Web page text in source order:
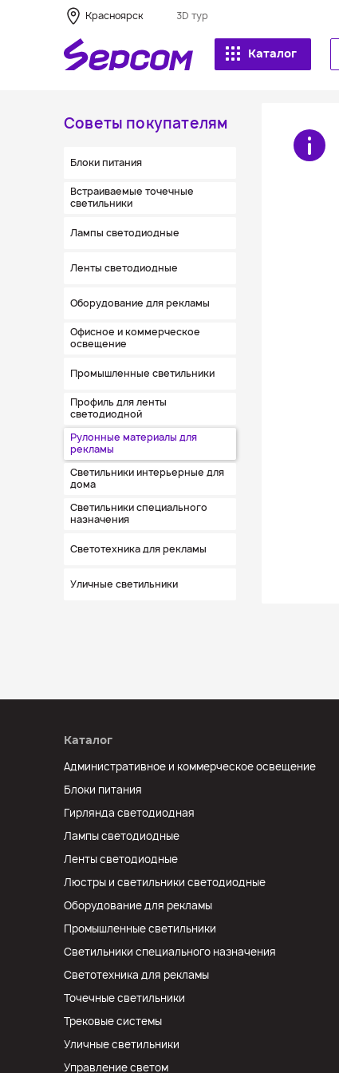
Красноярск 3D тур
Каталог
Советы покупателям
Блоки питания
Встраиваемые точечные
светильники
Лампы светодиодные
Ленты светодиодные
Оборудование для рекламы
Офисное и коммерческое
освещение
Промышленные светильники
Профиль для ленты
светодиодной
Рулонные материалы для
рекламы
Светильники интерьерные для
дома
Светильники специального
назначения
Светотехника для рекламы
Уличные светильники
Каталог
Административное и коммерческое освещение
Блоки питания
Гирлянда светодиодная
Лампы светодиодные
Ленты светодиодные
Люстры и светильники светодиодные
Оборудование для рекламы
Промышленные светильники
Светильники специального назначения
Светотехника для рекламы
Точечные светильники
Трековые системы
Уличные светильники
Управление светом